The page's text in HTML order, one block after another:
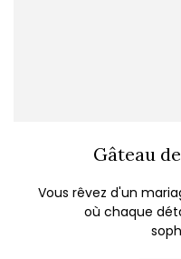
Gâteau
Vous rêvez d'un
où chaque